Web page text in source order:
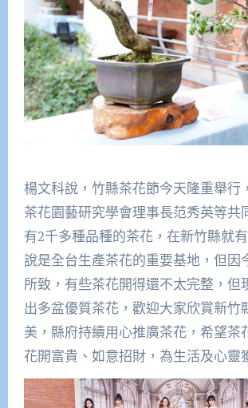
楊文科說，竹縣茶花節今天隆重舉行
茶花園藝研究學會理事長范秀英等共
有2千多種品種的茶花，在新竹縣就
說是全台生產茶花的重要基地，但因
所致，有些茶花開得還不太完整，但
出多盆優質茶花，歡迎大家欣賞新竹
美，縣府持續用心推廣茶花，希望茶
花開富貴、如意招財，為生活及心靈